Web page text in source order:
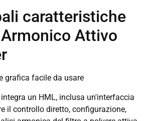
caratteristiche
Attivo
grafica facile da usare
un HML, inclusa un'interfaccia
il controllo diretto, configurazione,